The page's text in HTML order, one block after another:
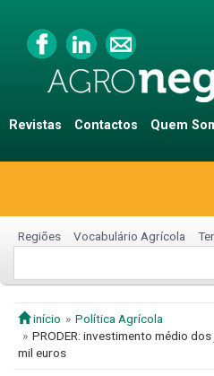
Revistas Contactos Quem
Regiões Vocabulário Agrícola
início
Política Agrícola
PRODER: investimento médio
mil euros